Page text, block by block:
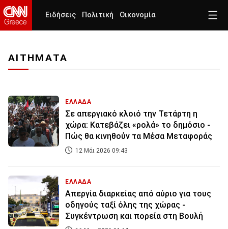
Ειδήσεις Πολιτική Οικονομία
ΑΙΤΗΜΑΤΑ
ΕΛΛΑΔΑ
Σε απεργιακό κλοιό την Τετάρτη η
χώρα: Κατεβάζει «ρολά» το δημόσιο -
Πώς θα κινηθούν τα Μέσα Μεταφοράς
12 Μάι 2026 09:43
ΕΛΛΑΔΑ
Απεργία διαρκείας από αύριο για τους
οδηγούς ταξί όλης της χώρας -
Συγκέντρωση και πορεία στη Βουλή